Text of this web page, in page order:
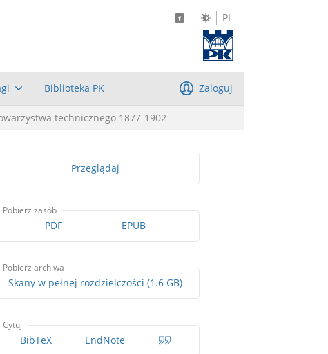
PL
Biblioteka PK Zaloguj
technicznego 1877-1902
Przeglądaj
Pobierz zasób
PDF EPUB
Pobierz archiwa
Skany w pełnej rozdzielczości (1.6 GB)
Cytuj
BibTeX EndNote